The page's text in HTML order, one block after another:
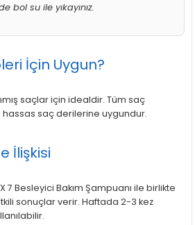
bol su ile yıkayınız.
İçin Uygun?
saçlar için idealdir. Tüm saç
hassas saç derilerine uygundur.
İlişkisi
7 Besleyici Bakım Şampuanı ile birlikte
sonuçlar verir. Haftada 2-3 kez